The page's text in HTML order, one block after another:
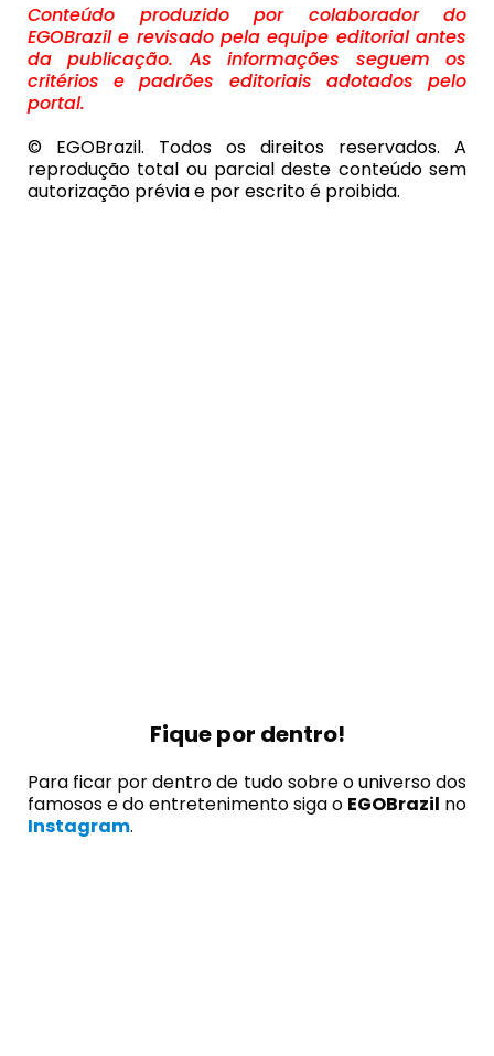
Conteúdo produzido por colaborador do
EGOBrazil e revisado pela equipe editorial antes
da publicação. As informações seguem os
critérios e padrões editoriais adotados pelo
portal.
© EGOBrazil. Todos os direitos reservados. A
reprodução total ou parcial deste conteúdo sem
autorização prévia e por escrito é proibida.
Fique por dentro!
Para ficar por dentro de tudo sobre o universo dos
famosos e do entretenimento siga o EGOBrazil no
Instagram.